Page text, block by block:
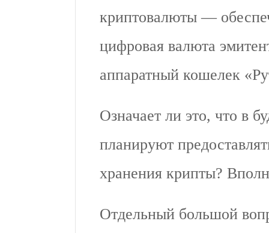
криптовалюты —
цифровая валюта
аппаратный кошелек
Означает ли это, что в
планируют
хранения крипты?
Отдельный большой